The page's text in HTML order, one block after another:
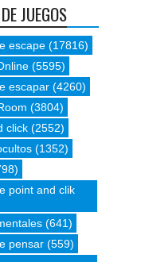
JUEGOS
escape (17816)
(5595)
escapar (4260)
(3804)
click (2552)
(1352)
point and clik
(641)
pensar (559)